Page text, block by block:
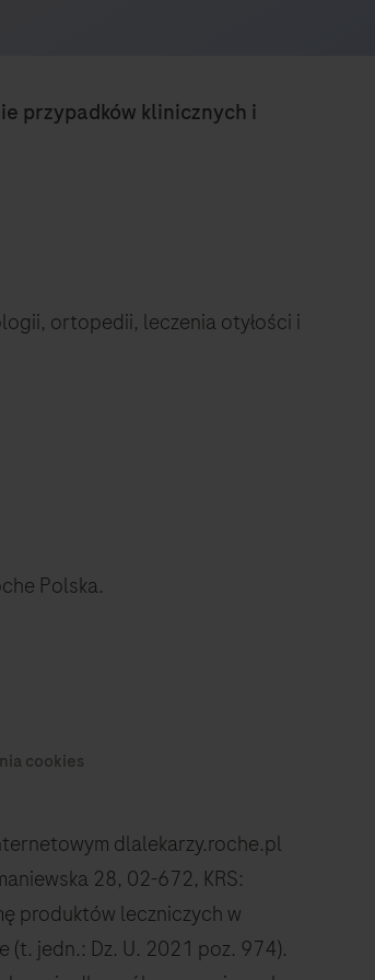
przypadków klinicznych i
ortopedii, leczenia otyłości i
Polska.
dlalekarzy.roche.pl
28, 02-672, KRS:
produktów leczniczych w
(t. jedn.: Dz. U. 2021 poz. 974).